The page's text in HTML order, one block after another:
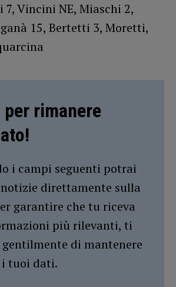
7, Vincini NE, Miaschi 2,
15, Bertetti 3, Moretti,
rimanere
i campi seguenti potrai
direttamente sulla
garantire che tu riceva
più rilevanti, ti
di mantenere
tuoi dati.